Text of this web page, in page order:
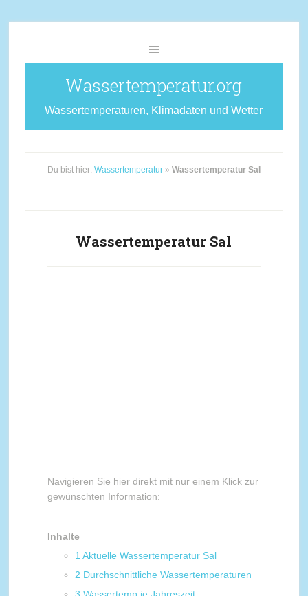
Wassertemperatur.org
Wassertemperaturen, Klimadaten und Wetter
Du bist hier: Wassertemperatur» Wassertemperatur Sal
Wassertemperatur Sal
Navigieren Sie hier direkt mit nur einem Klick zur
gewünschten Information:
Inhalte
1 Aktuelle Wassertemperatur Sal
2 Durchschnittliche Wassertemperaturen